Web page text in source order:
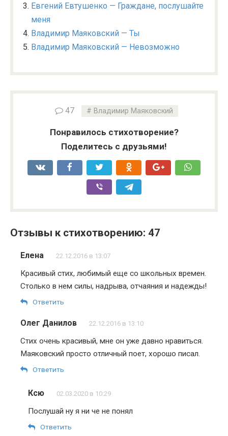
Евгений Евтушенко — Граждане, послушайте
меня
Владимир Маяковский — Ты
Владимир Маяковский — Невозможно
47 Владимир Маяковский
Понравилось стихотворение?
Поделитесь с друзьями!
Отзывы к стихотворению: 47
Елена 22.12.2016 в 13:07
Красивый стих, любимый еще со школьных времен.
Столько в нем силы, надрыва, отчаяния и надежды!
Ответить
Олег Данилов 22.12.2016 в 13:10
Стих очень красивый, мне он уже давно нравиться.
Маяковский просто отличный поет, хорошо писал.
Ответить
Ксю 02.03.2020 в 10:29
Послушай ну я ни че не понял️
Ответить